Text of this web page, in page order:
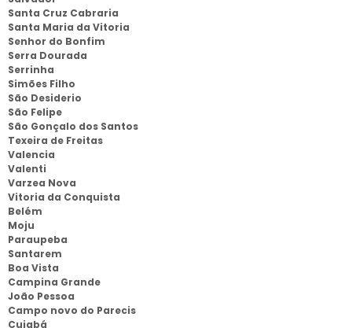
Santa Cruz Cabraria
Santa Maria da Vitoria
Senhor do Bonfim
Serra Dourada
Serrinha
Simões Filho
São Desiderio
São Felipe
São Gonçalo dos Santos
Texeira de Freitas
Valencia
Valenti
Varzea Nova
Vitoria da Conquista
Belém
Moju
Paraupeba
Santarem
Boa Vista
Campina Grande
João Pessoa
Campo novo do Parecis
Cuiabá